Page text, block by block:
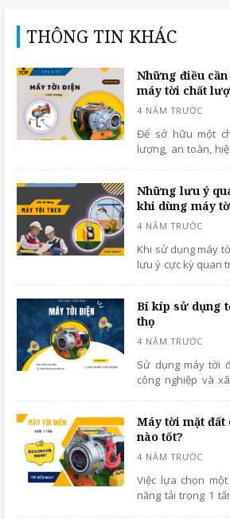
THÔNG TIN KHÁC
Những điều
máy tời chất
Để sở hữu một
lượng, an toàn,
Những lưu ý
khi dùng máy
Khi sử dụng máy
lưu ý cực kỳ quan
Bí kíp sử dụng
thọ
Sử dụng máy tời
công nghiệp và
quả
Máy tời mặt
nào tốt?
Việc lựa chọn
năng tải trọng 1